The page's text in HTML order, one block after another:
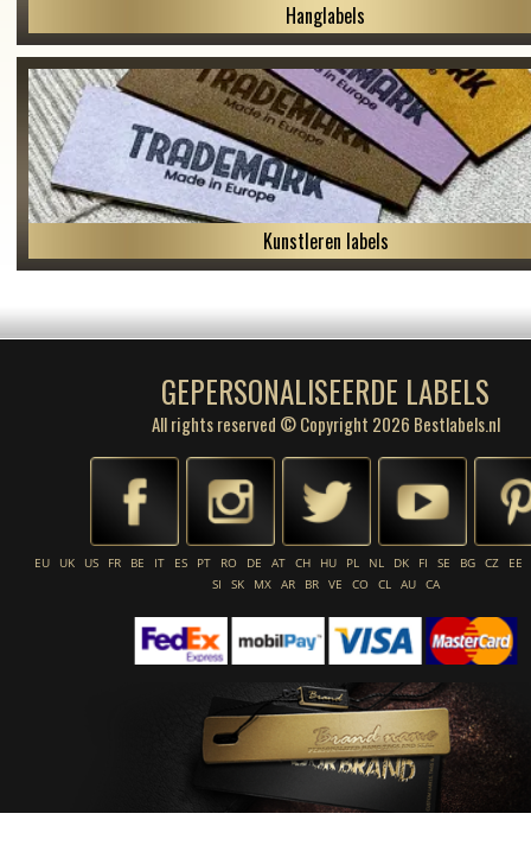
Hanglabels
Kunstleren labels
GEPERSONALISEERDE LABELS
All rights reserved © Copyright 2026 Bestlabels.nl
EU UK US FR BE IT ES PT RO DE AT CH HU PL NL DK FI SE BG CZ
EE
SI
SK MX AR BR VE CO CL AU CA